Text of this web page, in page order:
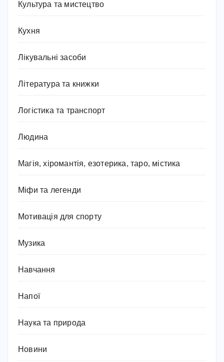
Культура та мистецтво
Кухня
Лікувальні засоби
Література та книжки
Логістика та транспорт
Людина
Магія, хіромантія, езотерика, таро, містика
Міфи та легенди
Мотивація для спорту
Музика
Навчання
Напої
Наука та природа
Новини